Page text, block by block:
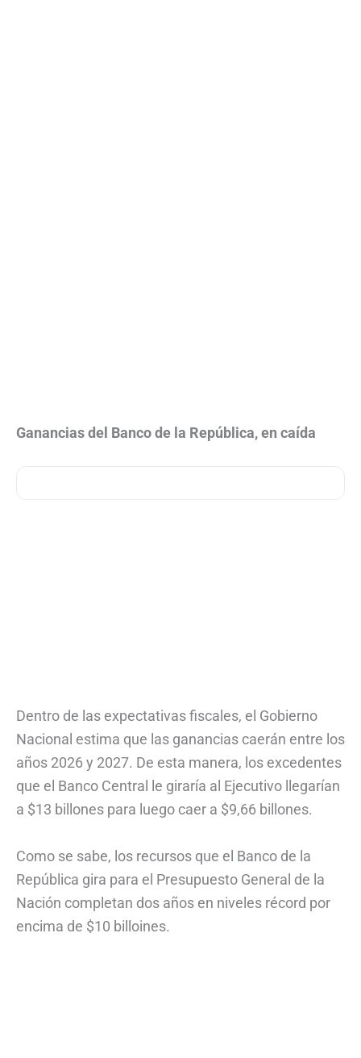
Ganancias del Banco de la República, en caída
Dentro de las expectativas fiscales, el Gobierno
Nacional estima que las ganancias caerán entre los
años 2026 y 2027. De esta manera, los excedentes
que el Banco Central le giraría al Ejecutivo llegarían
a $13 billones para luego caer a $9,66 billones.
Como se sabe, los recursos que el Banco de la
República gira para el Presupuesto General de la
Nación completan dos años en niveles récord por
encima de $10 billoines.